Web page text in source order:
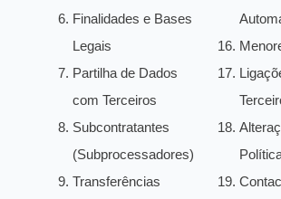
Finalidades e Bases
Legais
Partilha de Dados
com Terceiros
Subcontratantes
(Subprocessadores)
Transferências